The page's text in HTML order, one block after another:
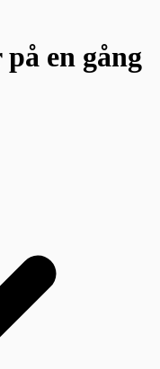
på en gång